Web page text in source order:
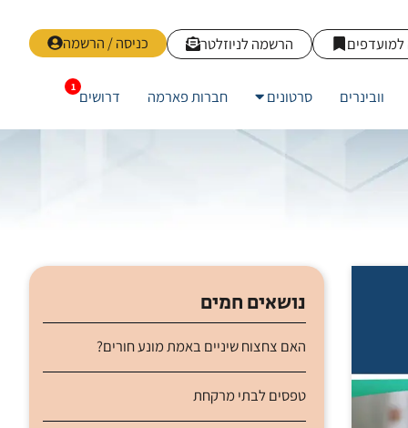
כניסה / הרשמה הרשמה לניוזלטר
וובינרים סרטונים חברות פארמה דרושים
נושאים חמים
האם צחצוח שיניים באמת מונע חורים?
טפסים לבתי מרקחת